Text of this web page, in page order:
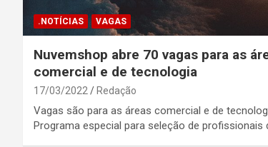
.NOTÍCIAS VAGAS
Nuvemshop abre 70 vagas para as
comercial e de tecnologia
17/03/2022 Redação
Vagas são para as áreas comercial e de
Programa especial para seleção de profissionais